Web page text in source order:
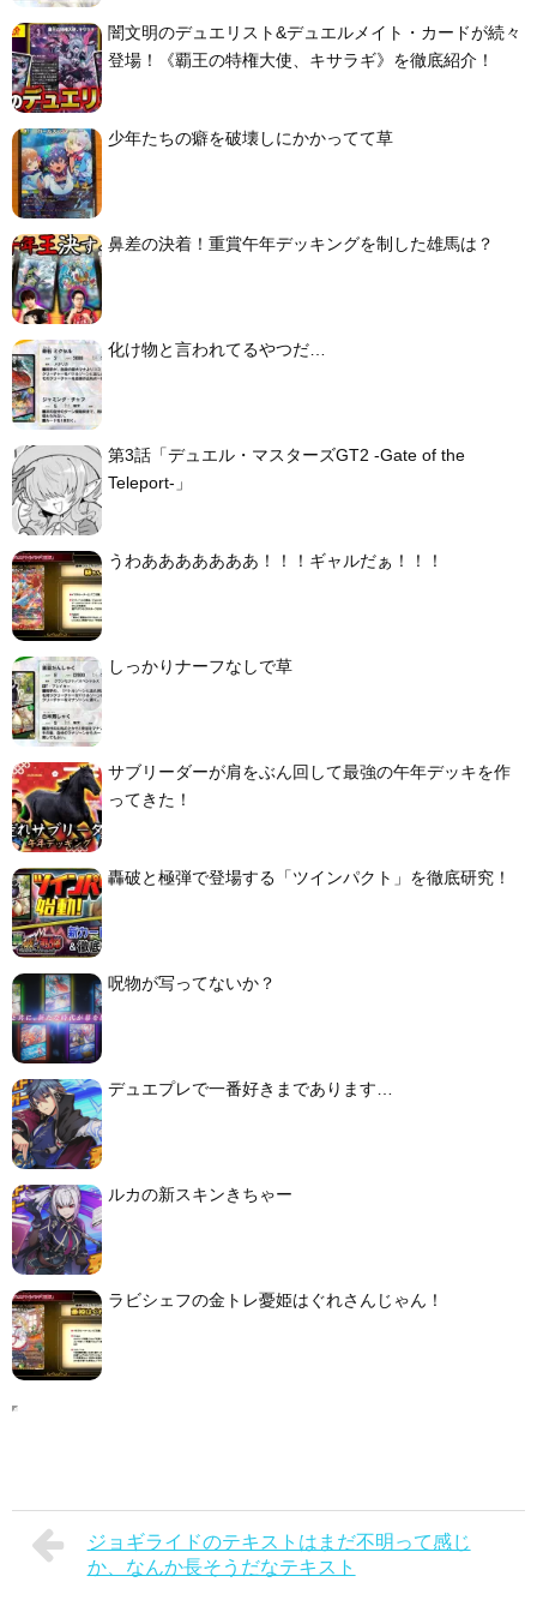
闇文明のデュエリスト&デュエルメイト・カードが続々
登場！《覇王の特権大使、キサラギ》を徹底紹介！
少年たちの癖を破壊しにかかってて草
鼻差の決着！重賞午年デッキングを制した雄馬は？
化け物と言われてるやつだ…
第3話「デュエル・マスターズGT2 -Gate of the
Teleport-」
うわあああああああ！！！ギャルだぁ！！！
しっかりナーフなしで草
サブリーダーが肩をぶん回して最強の午年デッキを作
ってきた！
轟破と極弾で登場する「ツインパクト」を徹底研究！
呪物が写ってないか？
デュエプレで一番好きまであります…
ルカの新スキンきちゃー
ラビシェフの金トレ憂姫はぐれさんじゃん！
ジョギライドのテキストはまだ不明って感じ
か、なんか長そうだなテキスト